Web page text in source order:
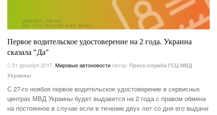
Первое водительское удостоверение на 2 года. Украина
сказала "Да"
01 декабря 2017 Мировые автоновостиАвтор: Пресс-служба ГСЦ МВД
Украины
С 27-го ноябоя первое водительское удостоверение в сервисных
центрах МВД Украины будет выдавется на 2 года с правом обмена
на постоянное в случае если в течение двух лет со дня его выдачи